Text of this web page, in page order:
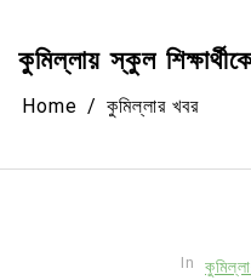
কুমিল্লায় স্কুল
Home কুমিল্লার খবর
In